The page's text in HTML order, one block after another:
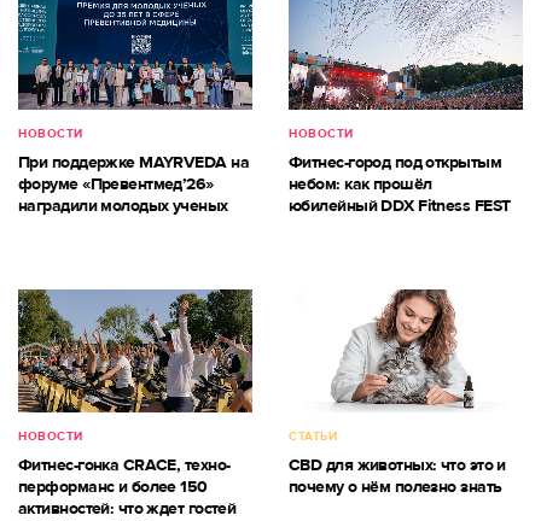
НОВОСТИ
При поддержке MAYRVEDA на
форуме «Превентмед’26»
наградили молодых ученых
НОВОСТИ
Фитнес-город под открытым
небом: как прошёл
юбилейный DDX Fitness FEST
НОВОСТИ
Фитнес-гонка CRACE, техно-
перформанс и более 150
активностей: что ждет гостей
СТАТЬИ
CBD для животных: что это и
почему о нём полезно знать